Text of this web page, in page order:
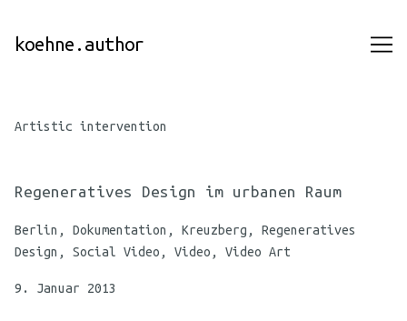
Content
koehne.author
Artistic intervention
Regeneratives Design im urbanen Raum
Berlin, Dokumentation, Kreuzberg, Regeneratives
Design, Social Video, Video, Video Art
9. Januar 2013